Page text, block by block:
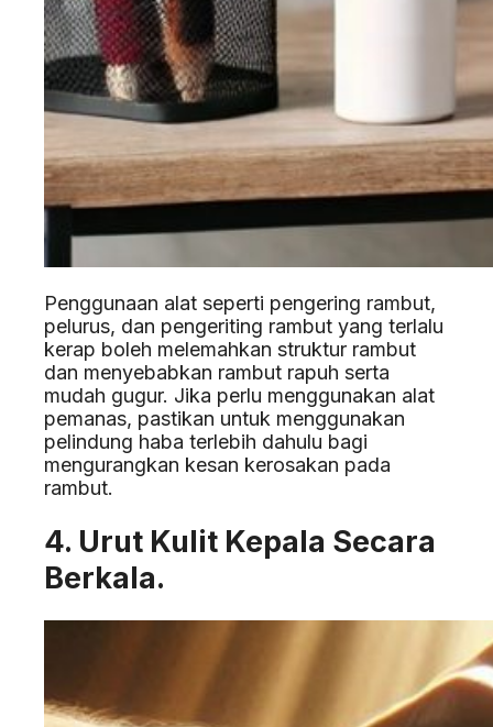
Penggunaan alat seperti pengering rambut,
pelurus, dan pengeriting rambut yang terlalu
kerap boleh melemahkan struktur rambut
dan menyebabkan rambut rapuh serta
mudah gugur. Jika perlu menggunakan alat
pemanas, pastikan untuk menggunakan
pelindung haba terlebih dahulu bagi
mengurangkan kesan kerosakan pada
rambut.
4. Urut Kulit Kepala Secara
Berkala.